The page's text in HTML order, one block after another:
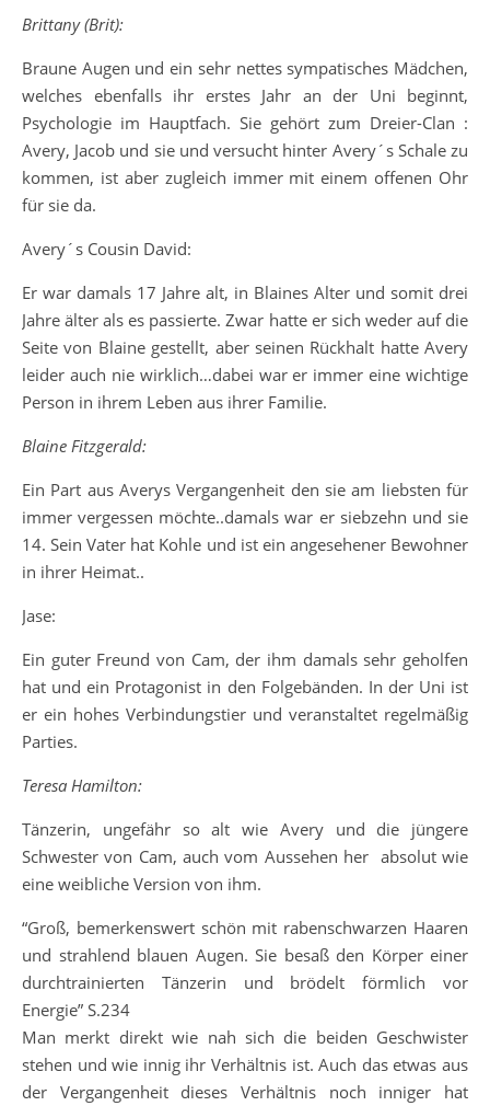
Brittany (Brit):
Braune Augen und ein sehr nettes sympatisches Mädchen,
welches ebenfalls ihr erstes Jahr an der Uni beginnt,
Psychologie im Hauptfach. Sie gehört zum Dreier-Clan :
Avery, Jacob und sie und versucht hinter Avery´s Schale zu
kommen, ist aber zugleich immer mit einem offenen Ohr
für sie da.
Avery´s Cousin David:
Er war damals 17 Jahre alt, in Blaines Alter und somit drei
Jahre älter als es passierte. Zwar hatte er sich weder auf die
Seite von Blaine gestellt, aber seinen Rückhalt hatte Avery
leider auch nie wirklich…dabei war er immer eine wichtige
Person in ihrem Leben aus ihrer Familie.
Blaine Fitzgerald:
Ein Part aus Averys Vergangenheit den sie am liebsten für
immer vergessen möchte..damals war er siebzehn und sie
14. Sein Vater hat Kohle und ist ein angesehener Bewohner
in ihrer Heimat..
Jase:
Ein guter Freund von Cam, der ihm damals sehr geholfen
hat und ein Protagonist in den Folgebänden. In der Uni ist
er ein hohes Verbindungstier und veranstaltet regelmäßig
Parties.
Teresa Hamilton:
Tänzerin, ungefähr so alt wie Avery und die jüngere
Schwester von Cam, auch vom Aussehen her absolut wie
eine weibliche Version von ihm.
“Groß, bemerkenswert schön mit rabenschwarzen Haaren
und strahlend blauen Augen. Sie besaß den Körper einer
durchtrainierten Tänzerin und brödelt förmlich vor
Energie” S.234
Man merkt direkt wie nah sich die beiden Geschwister
stehen und wie innig ihr Verhältnis ist. Auch das etwas aus
der Vergangenheit dieses Verhältnis noch inniger hat